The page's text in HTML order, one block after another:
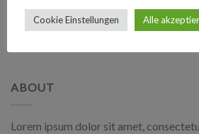
ABOUT
Lorem ipsum dolor sit amet,
Cookie Einstellungen Alle